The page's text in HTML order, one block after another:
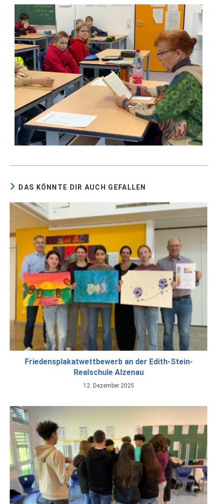
DAS KÖNNTE DIR AUCH GEFALLEN
Friedensplakatwettbewerb an der Edith-Stein-
Realschule Alzenau
12. Dezember 2025